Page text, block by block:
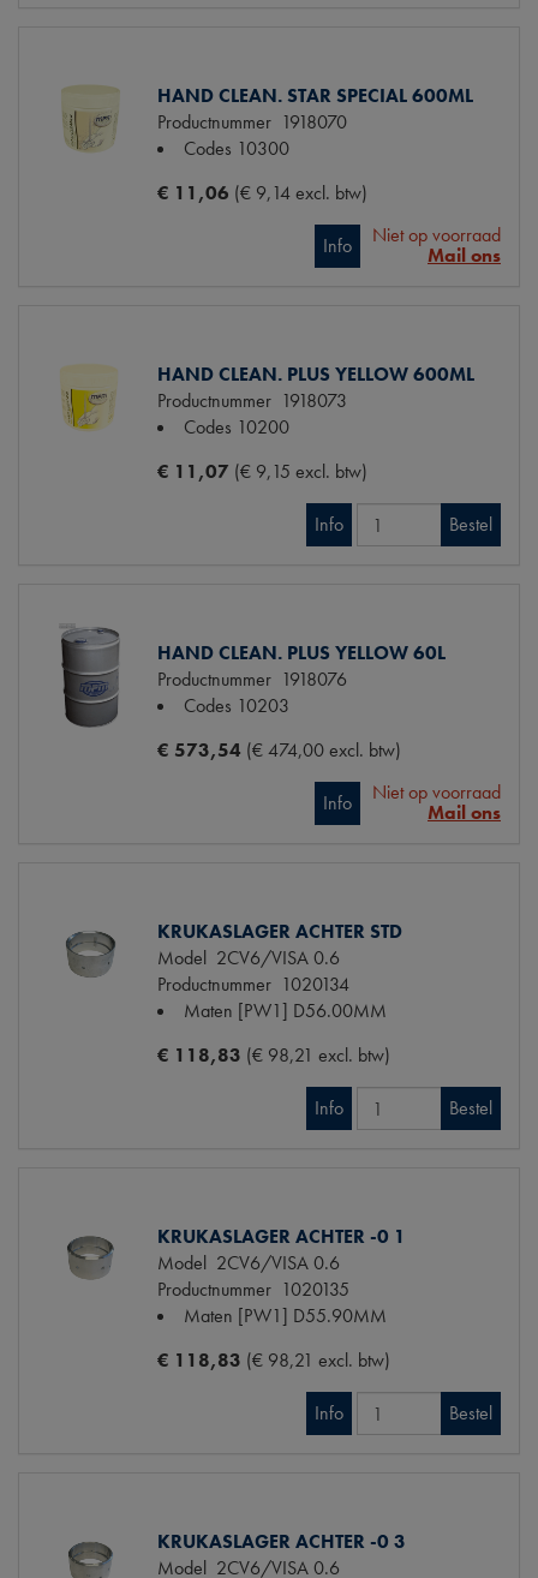
HAND CLEAN. STAR SPECIAL 600ML
Productnummer 1918070
Codes 10300
€ 11,06 (€ 9,14 excl. btw)
Info
Niet op voorraad
Mail ons
HAND CLEAN. PLUS YELLOW 600ML
Productnummer 1918073
Codes 10200
€ 11,07 (€ 9,15 excl. btw)
Info Bestel
HAND CLEAN. PLUS YELLOW 60L
Productnummer 1918076
Codes 10203
€ 573,54 (€ 474,00 excl. btw)
Info
Niet op voorraad
Mail ons
KRUKASLAGER ACHTER STD
Model 2CV6/VISA 0.6
Productnummer 1020134
Maten [PW1] D56.00MM
€ 118,83 (€ 98,21 excl. btw)
Info Bestel
KRUKASLAGER ACHTER -0 1
Model 2CV6/VISA 0.6
Productnummer 1020135
Maten [PW1] D55.90MM
€ 118,83 (€ 98,21 excl. btw)
Info Bestel
KRUKASLAGER ACHTER -0 3
Model 2CV6/VISA 0.6